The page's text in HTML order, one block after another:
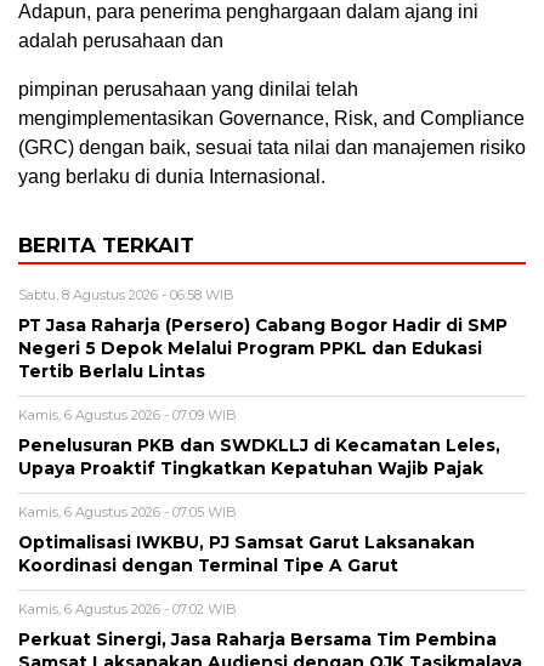
Adapun, para penerima penghargaan dalam ajang ini
adalah perusahaan dan
pimpinan perusahaan yang dinilai telah
mengimplementasikan Governance, Risk, and Compliance
(GRC) dengan baik, sesuai tata nilai dan manajemen risiko
yang berlaku di dunia Internasional.
BERITA TERKAIT
Sabtu, 8 Agustus 2026 - 06:58 WIB
PT Jasa Raharja (Persero) Cabang Bogor Hadir di SMP
Negeri 5 Depok Melalui Program PPKL dan Edukasi
Tertib Berlalu Lintas
Kamis, 6 Agustus 2026 - 07:09 WIB
Penelusuran PKB dan SWDKLLJ di Kecamatan Leles,
Upaya Proaktif Tingkatkan Kepatuhan Wajib Pajak
Kamis, 6 Agustus 2026 - 07:05 WIB
Optimalisasi IWKBU, PJ Samsat Garut Laksanakan
Koordinasi dengan Terminal Tipe A Garut
Kamis, 6 Agustus 2026 - 07:02 WIB
Perkuat Sinergi, Jasa Raharja Bersama Tim Pembina